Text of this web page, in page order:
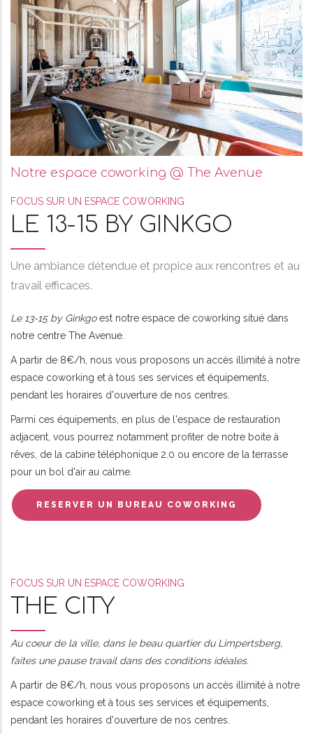
Notre espace coworking @ The Avenue
FOCUS SUR UN ESPACE COWORKING
LE 13-15 BY GINKGO
Une ambiance détendue et propice aux rencontres et au
travail efficaces.
Le 13-15 by Ginkgoest notre espace de coworking situé dans
notre centre The Avenue.
A partir de 8€/h, nous vous proposons un accès illimité à notre
espace coworking et à tous ses services et équipements,
pendant les horaires d'ouverture de nos centres.
Parmi ces équipements, en plus de l'espace de restauration
adjacent, vous pourrez notamment profiter de notre boite à
rêves, de la cabine téléphonique 2.0 ou encore de la terrasse
pour un bol d'air au calme.
RESERVER UN BUREAU COWORKING
FOCUS SUR UN ESPACE COWORKING
THE CITY
Au coeur de la ville, dans le beau quartier du Limpertsberg,
faites une pause travail dans des conditions idéales.
A partir de 8€/h, nous vous proposons un accès illimité à notre
espace coworking et à tous ses services et équipements,
pendant les horaires d'ouverture de nos centres.